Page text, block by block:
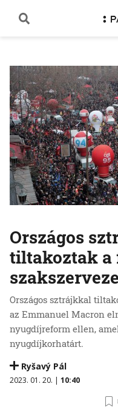
Országos
tiltakoztak a
Országos sztrájkkal
az Emmanuel Macron
nyugdíjreform ellen,
nyugdíjkorhatárt.
Ryšavý Pál
2023. 01. 20. | 10:40